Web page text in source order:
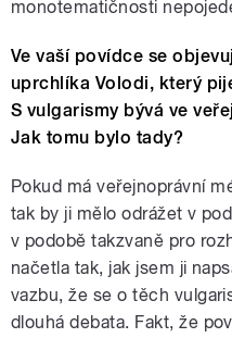
monotematičnosti
Ve vaší povídce se
uprchlíka Volodi, který
S vulgarismy bývá ve
Jak tomu bylo tady?
Pokud má veřejnoprávní
tak by ji mělo odrážet v
v podobě takzvaně pro
načetla tak, jak jsem ji
vazbu, že se o těch
dlouhá debata. Fakt, že